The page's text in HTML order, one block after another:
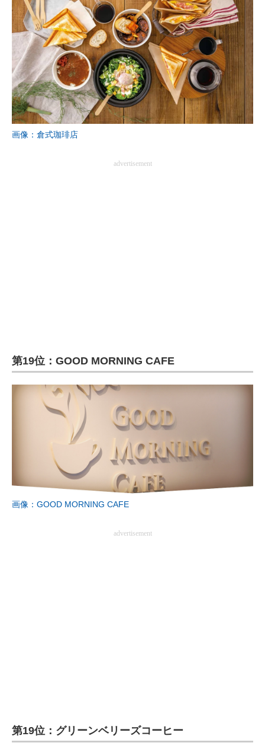
画像：倉式珈琲店
advertisement
第19位：GOOD MORNING CAFE
画像：GOOD MORNING CAFE
advertisement
第19位：グリーンベリーズコーヒー